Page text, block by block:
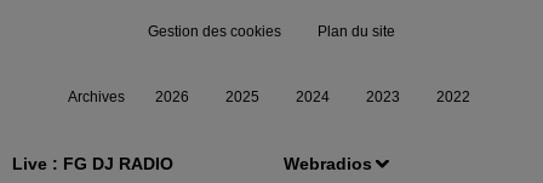
Live : FG DJ RADIO Webradios
Gestion des cookies Plan du site
Archives 2026 2025 2024 2023 2022